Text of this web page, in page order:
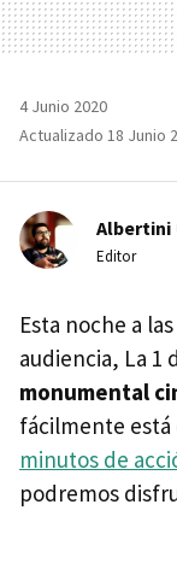
4 Junio 2020
Actualizado 18 Junio
Albertini
Editor
Esta noche a
audiencia, La 1
monumental
fácilmente
minutos de
podremos